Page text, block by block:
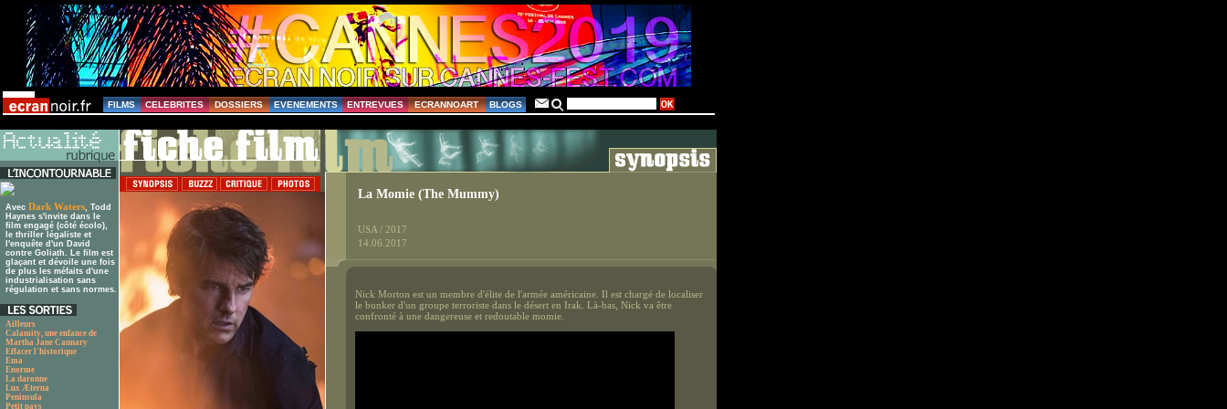
FILMS CELEBRITES DOSSIERS EVENEMENTS ENTREVUES ECRANNOART BLOGS
Avec Dark Waters, Todd
Haynes s'invite dans le
film engagé (côté écolo),
le thriller légaliste et
l'enquête d'un David
contre Goliath. Le film est
glaçant et dévoile une fois
de plus les méfaits d'une
industrialisation sans
régulation et sans normes.
Ailleurs
Calamity, une enfance de
Martha Jane Cannary
Effacer l'historique
Ema
Enorme
La daronne
Lux Æterna
Peninsula
Petit pays
La Momie (The Mummy)
USA / 2017
14.06.2017
Nick Morton est un membre d'élite de l'armée américaine. Il est chargé de localiser
le bunker d'un groupe terroriste dans le désert en Irak. Là-bas, Nick va être
confronté à une dangereuse et redoutable momie.